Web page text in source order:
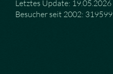
Letztes Update: 19.05.2026
Besucher seit 2002: 319599